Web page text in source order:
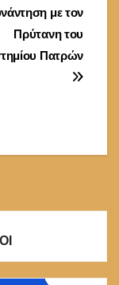
με τον
Πρύτανη του
Πατρών